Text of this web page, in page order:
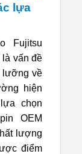
lựa
Fujitsu
là vấn đề
lưỡng về
hiện
chọn
OEM
lượng
điểm